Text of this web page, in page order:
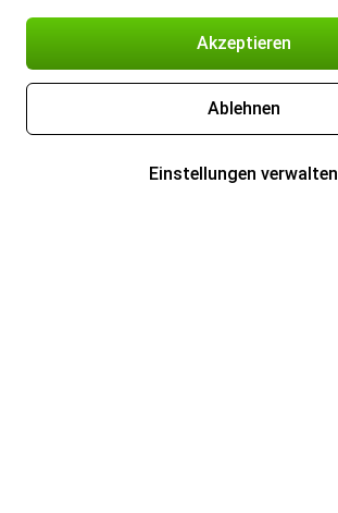
Akzeptieren
Ablehnen
Einstellungen verwalten